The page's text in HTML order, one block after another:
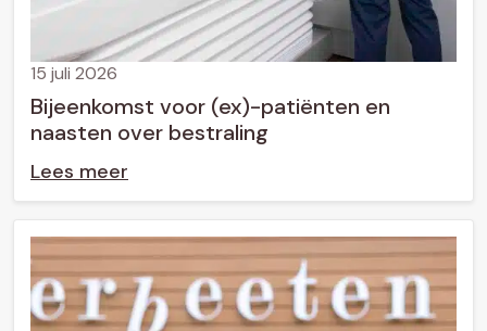
Bijeenkomst voor (ex)-patiënten en
naasten over bestraling
15 juli 2026
Lees meer